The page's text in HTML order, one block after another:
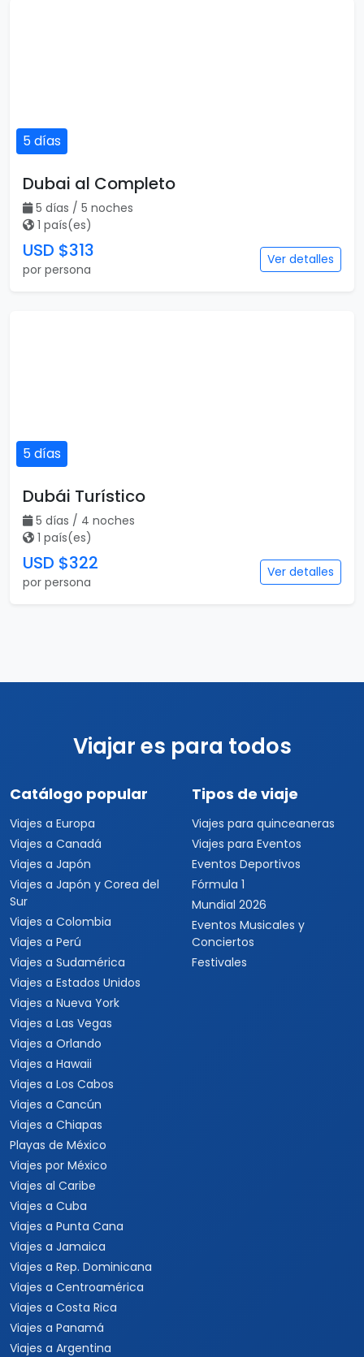
5 días
Dubai al Completo
5 días / 5 noches
1 país(es)
USD $313
por persona
Ver detalles
5 días
Dubái Turístico
5 días / 4 noches
1 país(es)
USD $322
por persona
Ver detalles
Viajar es para todos
Catálogo popular
Viajes a Europa
Viajes a Canadá
Viajes a Japón
Viajes a Japón y Corea del
Sur
Viajes a Colombia
Viajes a Perú
Viajes a Sudamérica
Viajes a Estados Unidos
Viajes a Nueva York
Viajes a Las Vegas
Viajes a Orlando
Viajes a Hawaii
Viajes a Los Cabos
Viajes a Cancún
Viajes a Chiapas
Playas de México
Viajes por México
Viajes al Caribe
Viajes a Cuba
Viajes a Punta Cana
Viajes a Jamaica
Viajes a Rep. Dominicana
Viajes a Centroamérica
Viajes a Costa Rica
Viajes a Panamá
Viajes a Argentina
Tipos de viaje
Viajes para quinceaneras
Viajes para Eventos
Eventos Deportivos
Fórmula 1
Mundial 2026
Eventos Musicales y
Conciertos
Festivales